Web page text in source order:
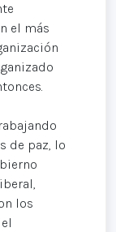
el más
de paz, lo
los